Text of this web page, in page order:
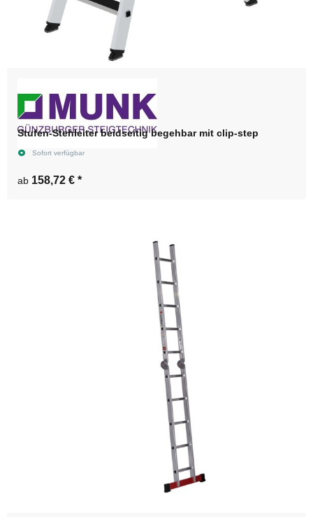
Stufen-Stehleiter beidseitig begehbar mit clip-step
Sofort verfügbar
ab 158,72 € *